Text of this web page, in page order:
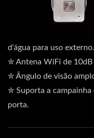
d'água para uso externo.
✮ Antena WiFi de 10dB
✮ Ângulo de visão
✮ Suporta a campainha
porta.